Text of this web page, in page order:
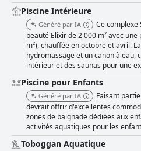
Piscine Intérieure
Généré par IA
Ce complexe
beauté Elixir de 2 000 m² avec
m²), chauffée en octobre et avril.
hydromassage et un canon à eau,
intérieur et des saunas pour une
Piscine pour Enfants
Généré par IA
Faisant
devrait offrir d'excellentes
zones de baignade dédiées aux
activités aquatiques pour les
Toboggan Aquatique